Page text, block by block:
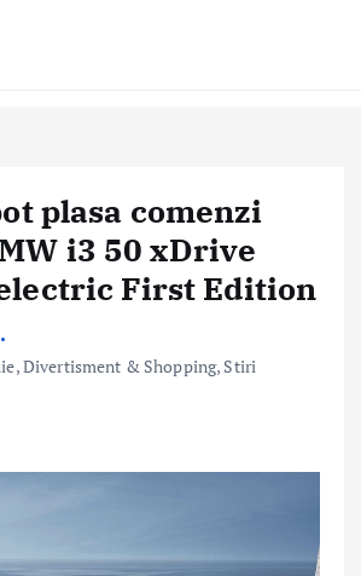
plasa comenzi
i3 50 xDrive
First Edition
,Divertisment & Shopping, Stiri